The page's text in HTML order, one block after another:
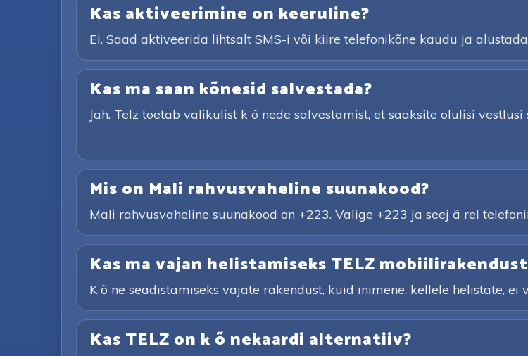
Kas aktiveerimine on keeruline?
Ei. Saad aktiveerida lihtsalt SMS-i või kiire telefonikõne kaudu ja
Kas ma saan kõnesid salvestada?
Jah. Telz toetab valikulist k õ nede salvestamist, et saaksite olulisi
Mis on Mali rahvusvaheline suunakood?
Mali rahvusvaheline suunakood on +223. Valige +223 ja seej ä rel
Kas ma vajan helistamiseks TELZ
K õ ne seadistamiseks vajate rakendust, kuid inimene, kellele helistate, ei
Kas TELZ on k õ nekaardi alternatiiv?